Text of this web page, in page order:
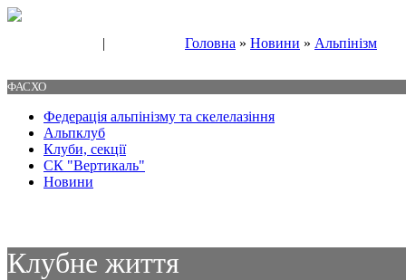
| Головна » Новини » Альпінізм
ФАСХО
Федерація альпінізму та скелелазіння
Альпклуб
Клуби, секції
СК "Вертикаль"
Новини
Клубне життя